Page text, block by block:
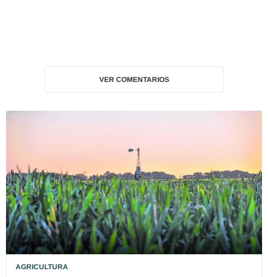
VER COMENTARIOS
AGRICULTURA